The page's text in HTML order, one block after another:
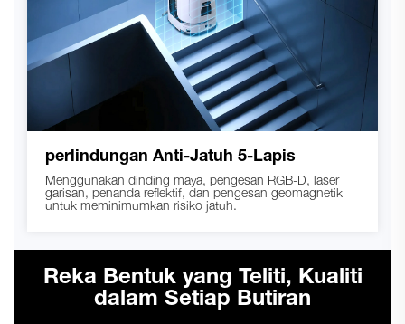
perlindungan Anti-Jatuh 5-Lapis
Menggunakan dinding maya, pengesan RGB-D, laser
garisan, penanda reflektif, dan pengesan geomagnetik
untuk meminimumkan risiko jatuh.
Reka Bentuk yang Teliti, Kualiti
dalam Setiap Butiran